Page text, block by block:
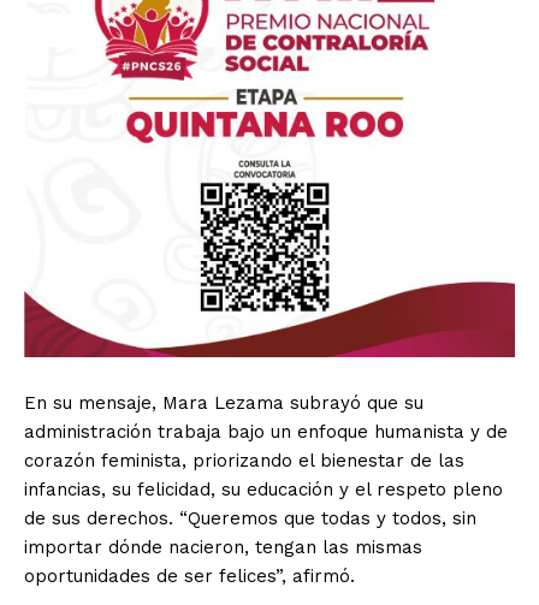
En su mensaje, Mara Lezama subrayó que su
administración trabaja bajo un enfoque humanista y de
corazón feminista, priorizando el bienestar de las
infancias, su felicidad, su educación y el respeto pleno
de sus derechos. “Queremos que todas y todos, sin
importar dónde nacieron, tengan las mismas
oportunidades de ser felices”, afirmó.